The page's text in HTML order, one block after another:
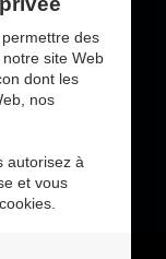
des
site Web
dont les
nos
autorisez à
et vous